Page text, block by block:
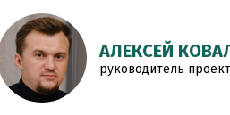
АЛЕКСЕЙ
руководитель